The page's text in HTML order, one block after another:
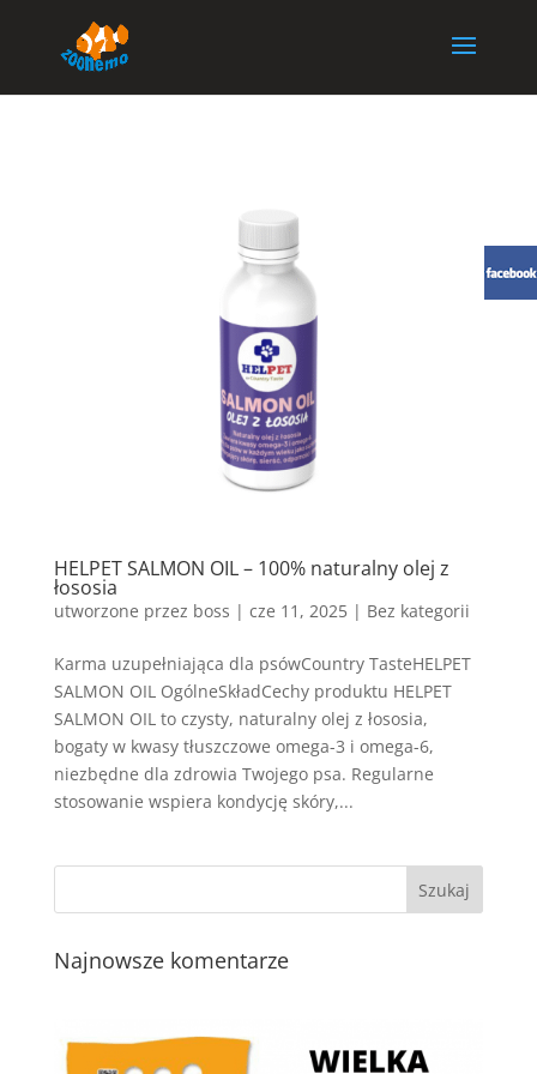
HELPET SALMON OIL – 100% naturalny olej z
łososia
utworzone przez boss | cze 11, 2025| Bez kategorii
Karma uzupełniająca dla psówCountry TasteHELPET
SALMON OIL OgólneSkładCechy produktu HELPET
SALMON OIL to czysty, naturalny olej z łososia,
bogaty w kwasy tłuszczowe omega-3 i omega-6,
niezbędne dla zdrowia Twojego psa. Regularne
stosowanie wspiera kondycję skóry,...
Najnowsze komentarze